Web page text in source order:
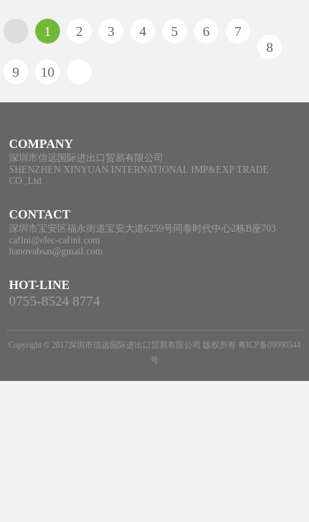
1 2 3 4 5 6
7
8
9
10
COMPANY
深圳市信远国际进出口贸易有限公司
SHENZHEN XINYUAN INTERNATIONAL IMP&EXP TRADE
CO.,Ltd
CONTACT
深圳市宝安区福永街道宝安大道6259号同泰时代中心2栋B座703
cafini@elec-cafini.com
hanovabsas@gmail.com
HOT-LINE
0755-8524 8774
Copyright © 2017深圳市信远国际进出口贸易有限公司 版权所有 粤ICP备09090544
号